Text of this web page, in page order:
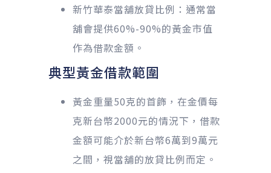
新竹華泰當舖放貸比例：通常當
舖會提供60%-90%的黃金市值
作為借款金額。
典型黃金借款範圍
黃金重量50克的首飾，在金價每
克新台幣2000元的情況下，借款
金額可能介於新台幣6萬到9萬元
之間，視當舖的放貸比例而定。